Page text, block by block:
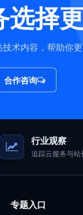
选择
术内容，帮助你更
合作咨询
行业观察
追踪云服务与站
专题入口